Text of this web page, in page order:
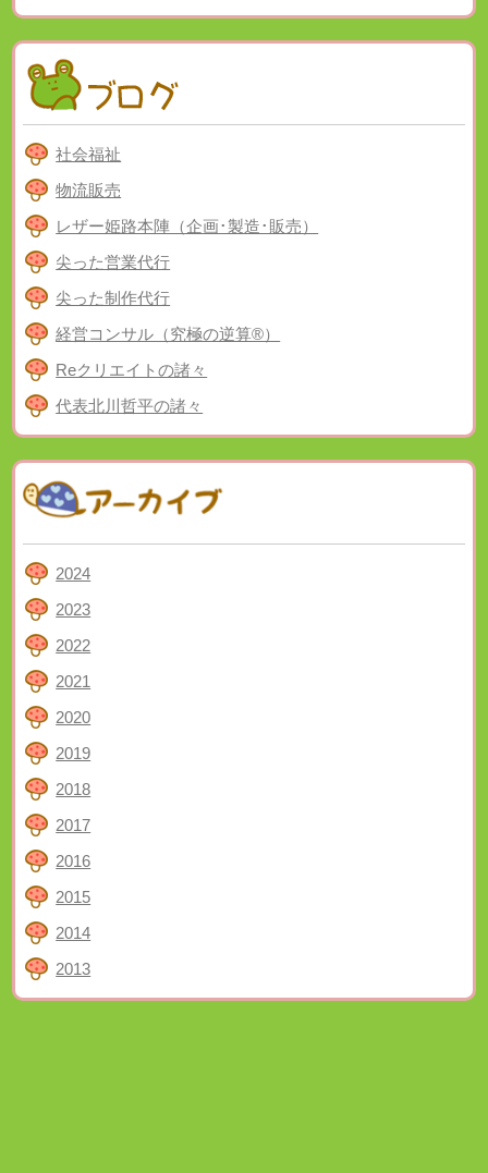
社会福祉
物流販売
レザー姫路本陣（企画･製造･販売）
尖った営業代行
尖った制作代行
経営コンサル（究極の逆算®）
Reクリエイトの諸々
代表北川哲平の諸々
2024
2023
2022
2021
2020
2019
2018
2017
2016
2015
2014
2013